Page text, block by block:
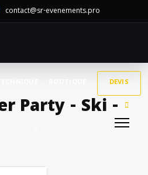
contact@sr-evenements.pro
DEVIS
Party - Ski -